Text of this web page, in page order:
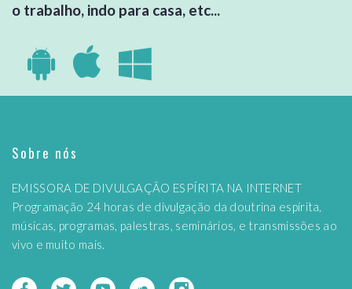
o trabalho, indo para casa, etc...
Sobre nós
EMISSORA DE DIVULGAÇÃO ESPÍRITA NA INTERNET
Programação 24 horas de divulgação da doutrina espírita,
músicas, programas, palestras, seminários, e transmissões ao
vivo e muito mais.